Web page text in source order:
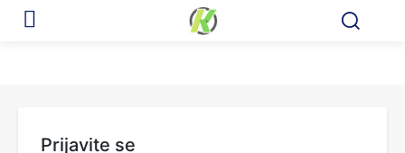
Prijavite se